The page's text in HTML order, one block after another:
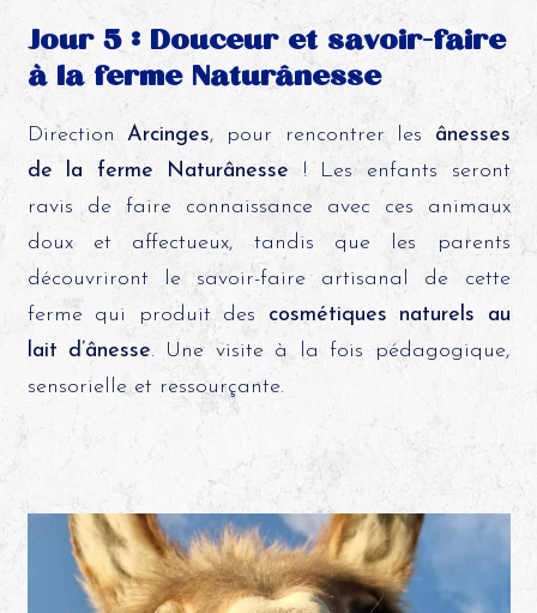
Jour 5 : Douceur et savoir-faire
à la ferme Naturânesse
Direction Arcinges, pour rencontrer les ânesses
de la ferme Naturânesse ! Les enfants seront
ravis de faire connaissance avec ces animaux
doux et affectueux, tandis que les parents
découvriront le savoir-faire artisanal de cette
ferme qui produit des cosmétiques naturels au
lait d’ânesse. Une visite à la fois pédagogique,
sensorielle et ressourçante.